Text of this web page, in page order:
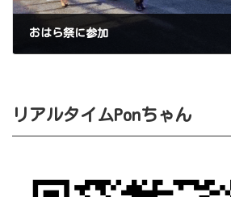
おはら祭に参加
リアルタイムPonちゃん